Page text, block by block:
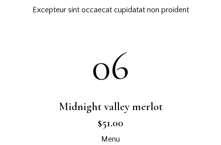
Excepteur sint occaecat cupidatat non proident
06
Midnight valley merlot
$51.00
Menu